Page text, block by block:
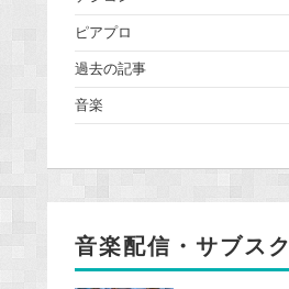
ピアプロ
過去の記事
音楽
音楽配信・サブスク